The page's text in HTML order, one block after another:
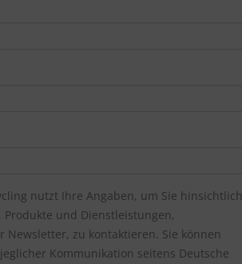
nutzt Ihre Angaben, um Sie hinsichtlich
und Dienstleistungen,
Newsletter, zu kontaktieren. Sie können
Kommunikation seitens Deutsche